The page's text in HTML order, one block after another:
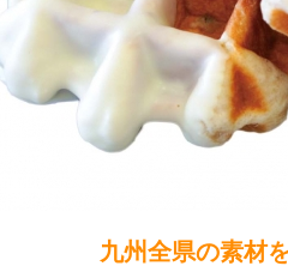
九州全県の素材